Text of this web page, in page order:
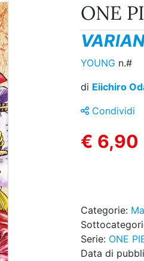
ONE
YOUNG n.#
di Eiichiro
Condividi
€ 6,90
Categorie:
Serie: ONE
Data di